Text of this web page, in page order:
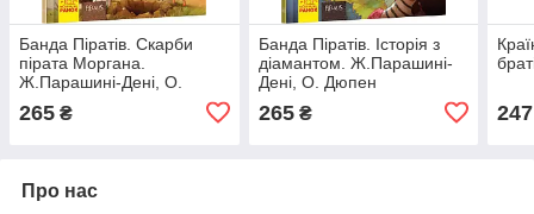
Банда Піратів. Скарби
пірата Моргана.
Ж.Парашині-Дені, О.
265 ₴
Банда Піратів. Історія з
діамантом. Ж.Парашині-
Дені, О. Дюпен
265₴ 247
Про нас